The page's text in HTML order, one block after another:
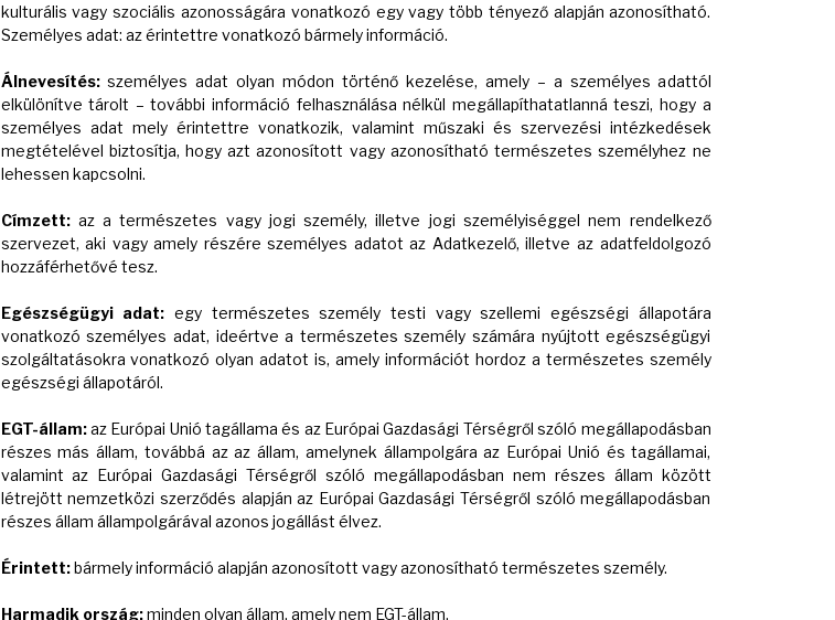
kulturális vagy szociális azonosságára vonatkozó egy vagy több tényező alapján azonosítható.
Személyes adat: az érintettre vonatkozó bármely információ.
Álnevesítés:személyes adat olyan módon történő kezelése, amely – a személyes adattól
elkülönítve tárolt – további információ felhasználása nélkül megállapíthatatlanná teszi, hogy a
személyes adat mely érintettre vonatkozik, valamint műszaki és szervezési intézkedések
megtételével biztosítja, hogy azt azonosított vagy azonosítható természetes személyhez ne
lehessen kapcsolni.
Címzett:az a természetes vagy jogi személy, illetve jogi személyiséggel nem rendelkező
szervezet, aki vagy amely részére személyes adatot az Adatkezelő, illetve az adatfeldolgozó
hozzáférhetővé tesz.
Egészségügyi adat: egy természetes személy testi vagy szellemi egészségi állapotára
vonatkozó személyes adat, ideértve a természetes személy számára nyújtott egészségügyi
szolgáltatásokra vonatkozó olyan adatot is, amely információt hordoz a természetes személy
egészségi állapotáról.
EGT-állam:az Európai Unió tagállama és az Európai Gazdasági Térségről szóló megállapodásban
részes más állam, továbbá az az állam, amelynek állampolgára az Európai Unió és tagállamai,
valamint az Európai Gazdasági Térségről szóló megállapodásban nem részes állam között
létrejött nemzetközi szerződés alapján az Európai Gazdasági Térségről szóló megállapodásban
részes állam állampolgárával azonos jogállást élvez.
Érintett:bármely információ alapján azonosított vagy azonosítható természetes személy.
Harmadik ország:minden olyan állam, amely nem EGT-állam.